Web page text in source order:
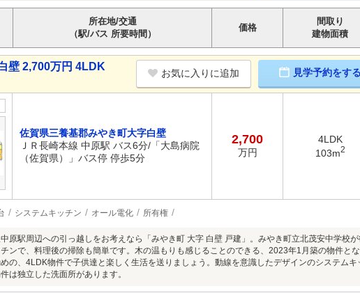
所在地/交通
（駅/バス 所要時間）
価格
間取り
建物面積
壁 2,700万円 4LDK
お気に入りに追加 見学予約をする
佐賀県三養基郡みやき町大字白壁
ＪＲ長崎本線 中原駅 バス6分/「大島病院
（佐賀県）」バス停 停歩5分
2,700
万円
4LDK
103m2
システムキッチン オール電化 所有権
原駅周辺への引っ越しをお考えなら「みやき町 大字 白壁 戸建」。みやき町立北茂安中学校
ンで、料理後の掃除も簡単です。木の温もりも感じることのできる、2023年1月築の物件と
の、4LDK物件で子供達と楽しく生活を送りましょう。動線を意識したデザインのシステム
は独立した洗面所があります。